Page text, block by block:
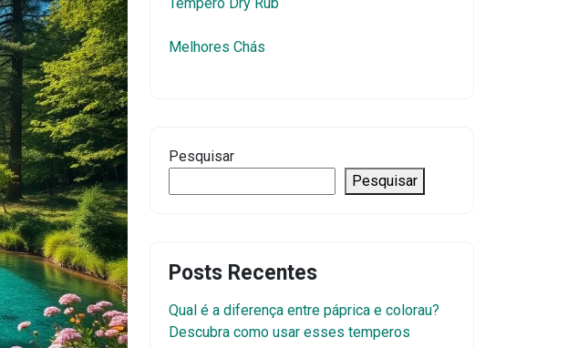
Melhores Chás
Pesquisar
Pesquisar
Posts Recentes
Qual é a diferença entre páprica e colorau?
Descubra como usar esses temperos